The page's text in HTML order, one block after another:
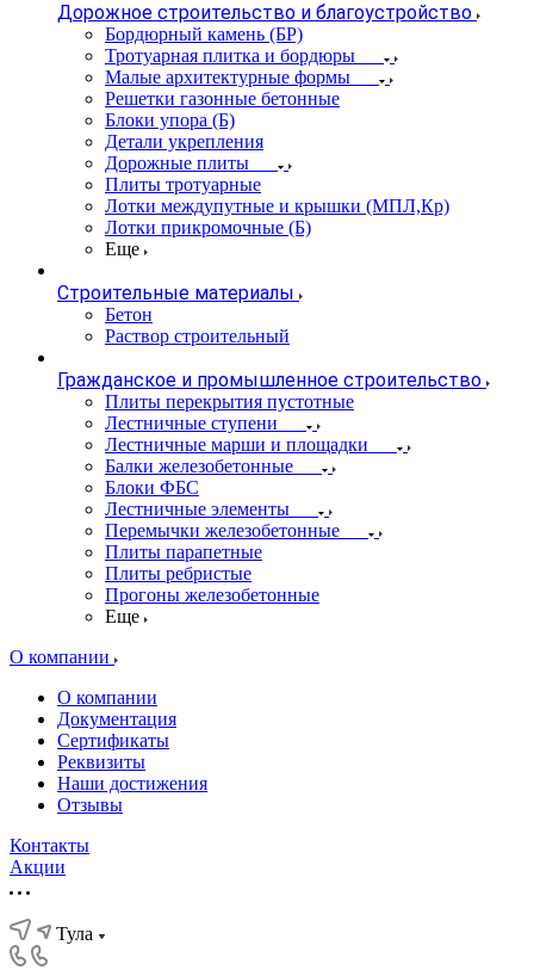
Дорожное строительство и благоустройство
Бордюрный камень (БР)
Тротуарная плитка и бордюры
Малые архитектурные формы
Решетки газонные бетонные
Блоки упора (Б)
Детали укрепления
Дорожные плиты
Плиты тротуарные
Лотки междупутные и крышки (МПЛ,Кр)
Лотки прикромочные (Б)
Еще
Строительные материалы
Бетон
Раствор строительный
Гражданское и промышленное строительство
Плиты перекрытия пустотные
Лестничные ступени
Лестничные марши и площадки
Балки железобетонные
Блоки ФБС
Лестничные элементы
Перемычки железобетонные
Плиты парапетные
Плиты ребристые
Прогоны железобетонные
Еще
О компании
О компании
Документация
Сертификаты
Реквизиты
Наши достижения
Отзывы
Контакты
Акции
Тула